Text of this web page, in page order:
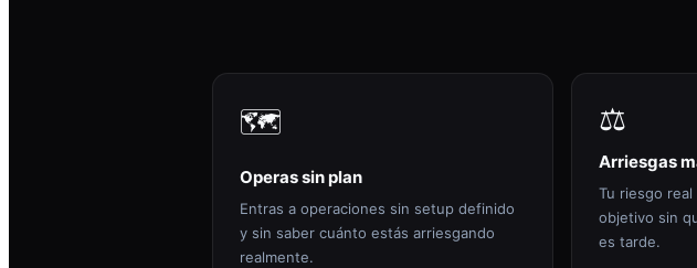
🗺️
Operas sin plan
Entras a operaciones sin setup definido
y sin saber cuánto estás arriesgando
realmente.
⚖️
Arriesgas
Tu riesgo
objetivo sin
es tarde.